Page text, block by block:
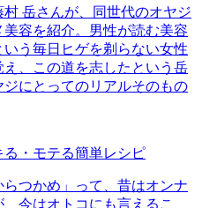
岳さんが、同世代のオヤジ
容を紹介。男性が読む美容
う毎日ヒゲを剃らない女性
、この道を志したという岳
にとってのリアルそのもの
・モテる簡単レシピ
らつかめ」って、昔はオンナ
今はオトコにも言えるこ